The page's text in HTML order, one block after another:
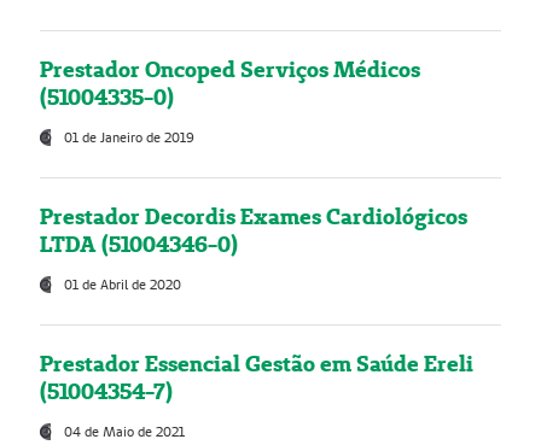
Prestador Oncoped Serviços Médicos
(51004335-0)
01 de Janeiro de 2019
Prestador Decordis Exames Cardiológicos
LTDA (51004346-0)
01 de Abril de 2020
Prestador Essencial Gestão em Saúde Ereli
(51004354-7)
04 de Maio de 2021